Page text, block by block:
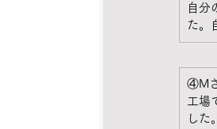
自分
た。
④M
工場
した。